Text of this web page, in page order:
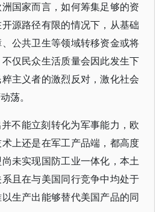
国家而言，如何筹集足够的资
源路径有限的情况下，从基础
公共卫生等领域转移资金或将
仅民众生活质量会因此发生下
主义者的激烈反对，激化社会
荡。
不能立刻转化为军事能力，欧
上还是在军工产品端，都高度
未实现国防工业一体化，本土
且在与美国同行竞争中均处于
生产出能够替代美国产品的同